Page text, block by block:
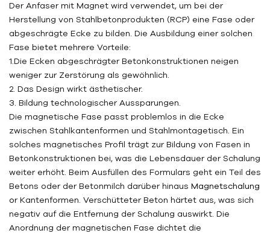
Der Anfaser mit Magnet wird verwendet, um bei der
Herstellung von Stahlbetonprodukten (RCP) eine Fase oder
abgeschrägte Ecke zu bilden. Die Ausbildung einer solchen
Fase bietet mehrere Vorteile:
1. Die Ecken abgeschrägter Betonkonstruktionen neigen
weniger zur Zerstörung als gewöhnlich.
2. Das Design wirkt ästhetischer.
3. Bildung technologischer Aussparungen.
Die magnetische Fase passt problemlos in die Ecke
zwischen Stahlkantenformen und Stahlmontagetisch. Ein
solches magnetisches Profil trägt zur Bildung von Fasen in
Betonkonstruktionen bei, was die Lebensdauer der Schalung
weiter erhöht. Beim Ausfüllen des Formulars geht ein Teil des
Betons oder der Betonmilch darüber hinaus Magnetschalung
or Kantenformen. Verschütteter Beton härtet aus, was sich
negativ auf die Entfernung der Schalung auswirkt. Die
Anordnung der magnetischen Fase dichtet die